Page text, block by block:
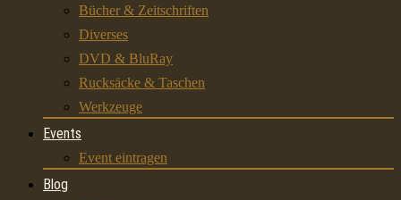
Bücher & Zeitschriften
Diverses
DVD & BluRay
Rucksäcke & Taschen
Werkzeuge
Events
Event eintragen
Blog